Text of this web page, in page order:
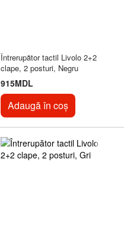
Întrerupător tactil Livolo 2+2
clape, 2 posturi, Negru
915MDL
Adaugă în coș